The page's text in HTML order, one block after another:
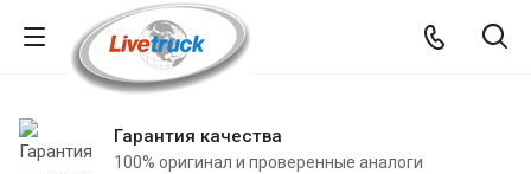
Гарантия качества
100% оригинал и проверенные аналоги